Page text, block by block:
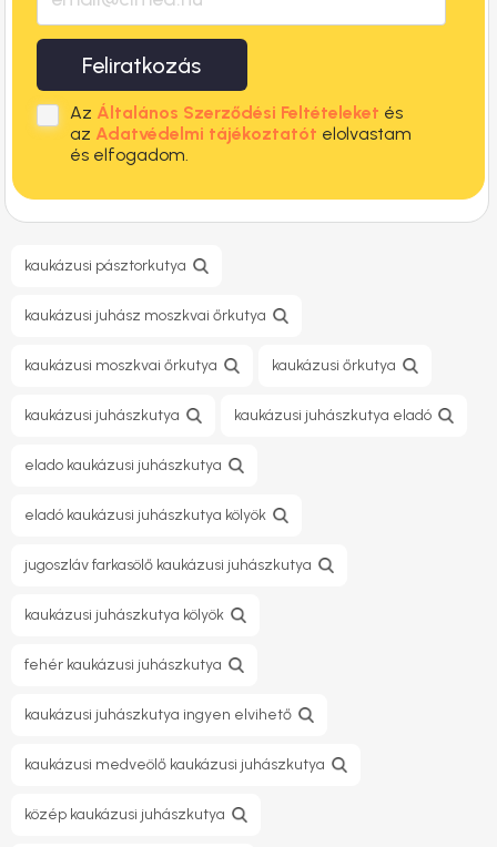
Feliratkozás
Az Általános Szerződési Feltételeket és
az Adatvédelmi tájékoztatót elolvastam
és elfogadom.
kaukázusi pásztorkutya
kaukázusi juhász moszkvai őrkutya
kaukázusi moszkvai őrkutya kaukázusi őrkutya
kaukázusi juhászkutya kaukázusi juhászkutya eladó
elado kaukázusi juhászkutya
eladó kaukázusi juhászkutya kölyök
jugoszláv farkasölő kaukázusi juhászkutya
kaukázusi juhászkutya kölyök
fehér kaukázusi juhászkutya
kaukázusi juhászkutya ingyen elvihető
kaukázusi medveölő kaukázusi juhászkutya
közép kaukázusi juhászkutya